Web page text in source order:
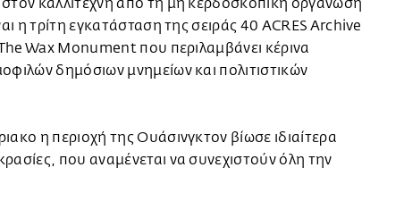
καλλιτέχνη από τη μη κερδοσκοπική οργάνωση
η τρίτη εγκατάσταση της σειράς 40 ACRES Archive
Wax Monument που περιλαμβάνει κέρινα
δημόσιων μνημείων και πολιτιστικών
η περιοχή της Ουάσινγκτον βίωσε ιδιαίτερα
που αναμένεται να συνεχιστούν όλη την